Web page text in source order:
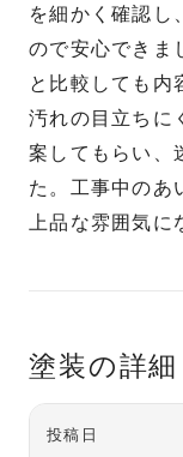
を細かく確認し
ので安心できま
と比較しても内
汚れの目立ちに
案してもらい、
た。工事中のあ
上品な雰囲気に
塗装の詳細
投稿日